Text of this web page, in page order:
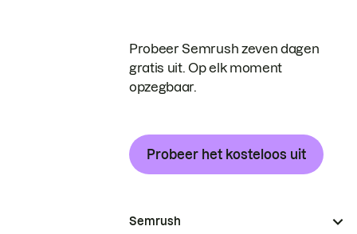
Probeer Semrush zeven dagen
gratis uit. Op elk moment
opzegbaar.
Probeer het kosteloos uit
Semrush